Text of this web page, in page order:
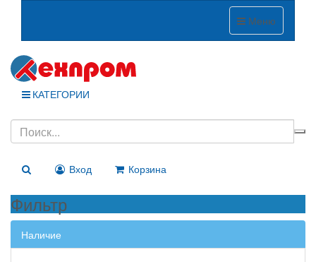
Меню
КАТЕГОРИИ
Вход Корзина
Фильтр
Наличие